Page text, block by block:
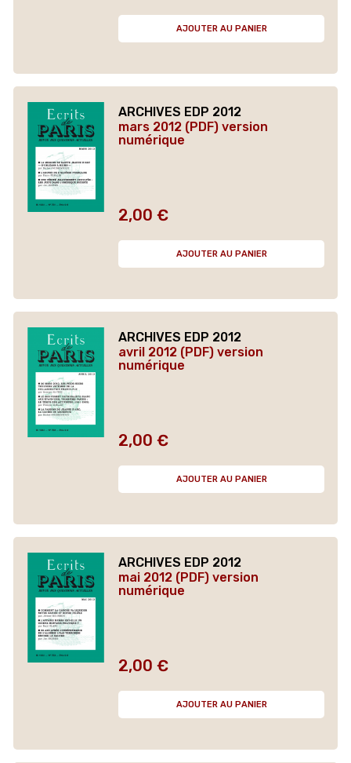
AJOUTER AU PANIER
ARCHIVES EDP 2012
mars 2012 (PDF) version
numérique
Prix
2,00 €
AJOUTER AU PANIER
ARCHIVES EDP 2012
avril 2012 (PDF) version
numérique
Prix
2,00 €
AJOUTER AU PANIER
ARCHIVES EDP 2012
mai 2012 (PDF) version
numérique
Prix
2,00 €
AJOUTER AU PANIER